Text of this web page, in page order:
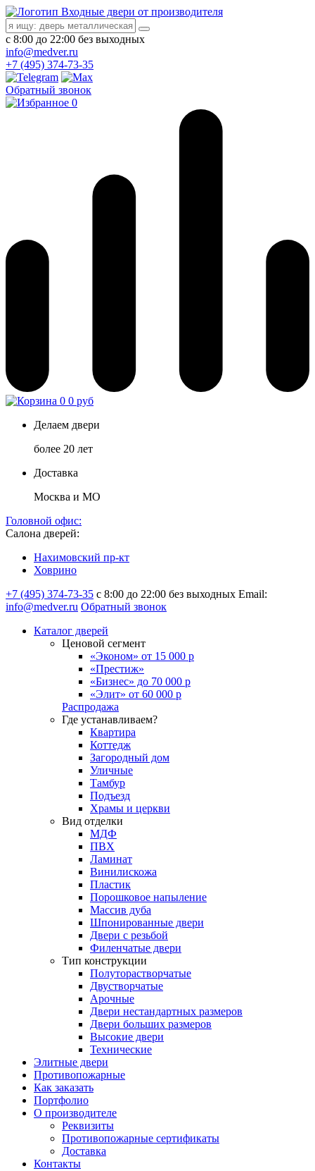
Входные двери от производителя
с 8:00 до 22:00 без выходных
info@medver.ru
+7 (495) 374-73-35
Обратный звонок
0
0 0 руб
Делаем двери
более 20 лет
Доставка
Москва и МО
Головной офис:
Салона дверей:
Нахимовский пр-кт
Ховрино
+7 (495) 374-73-35 с 8:00 до 22:00 без выходных Email:
info@medver.ru Обратный звонок
Каталог дверей
Ценовой сегмент
«Эконом» от 15 000 р
«Престиж»
«Бизнес» до 70 000 р
«Элит» от 60 000 р
Распродажа
Где устанавливаем?
Квартира
Коттедж
Загородный дом
Уличные
Тамбур
Подъезд
Храмы и церкви
Вид отделки
МДФ
ПВХ
Ламинат
Винилискожа
Пластик
Порошковое напыление
Массив дуба
Шпонированные двери
Двери с резьбой
Филенчатые двери
Тип конструкции
Полуторастворчатые
Двустворчатые
Арочные
Двери нестандартных размеров
Двери больших размеров
Высокие двери
Технические
Элитные двери
Противопожарные
Как заказать
Портфолио
О производителе
Реквизиты
Противопожарные сертификаты
Доставка
Контакты